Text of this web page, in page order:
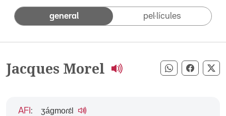
general pel·lícules
Jacques Morel Compartir
AFI : ʒágmoɾɛ́l